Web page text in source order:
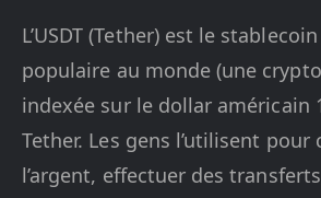
L’USDT (Tether) est le
populaire au monde (une
indexée sur le dollar américain
Tether. Les gens l’utilisent pour
l’argent, effectuer des